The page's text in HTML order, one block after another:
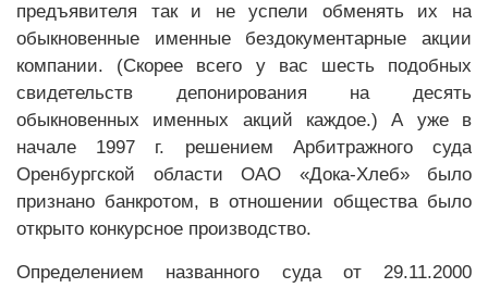
предъявителя так и не успели обменять их на
обыкновенные именные бездокументарные акции
компании. (Скорее всего у вас шесть подобных
свидетельств депонирования на десять
обыкновенных именных акций каждое.) А уже в
начале 1997 г. решением Арбитражного суда
Оренбургской области ОАО «Дока-Хлеб» было
признано банкротом, в отношении общества было
открыто конкурсное производство.
Определением названного суда от 29.11.2000